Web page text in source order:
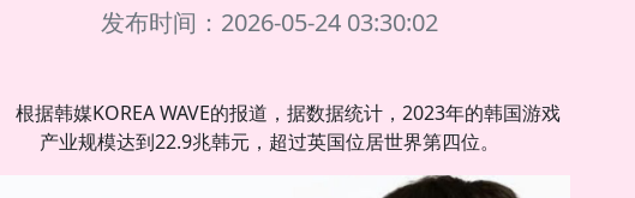
发布时间：2026-05-24 03:30:02
根据韩媒KOREA WAVE的报道，据数据统计，2023年的韩国游戏
产业规模达到22.9兆韩元，超过英国位居世界第四位。